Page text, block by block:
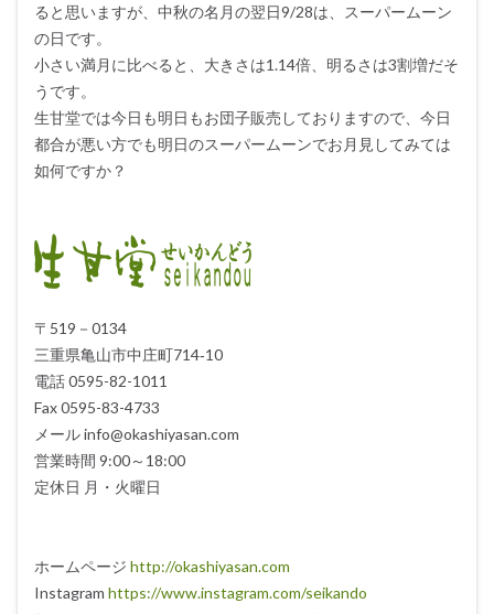
ると思いますが、中秋の名月の翌日9/28は、スーパームーン
の日です。
小さい満月に比べると、大きさは1.14倍、明るさは3割増だそ
うです。
生甘堂では今日も明日もお団子販売しておりますので、今日
都合が悪い方でも明日のスーパームーンでお月見してみては
如何ですか？
〒519－0134
三重県亀山市中庄町714‐10
電話 0595-82-1011
Fax 0595-83-4733
メール info@okashiyasan.com
営業時間 9:00～18:00
定休日 月・火曜日
ホームページ http://okashiyasan.com
Instagram https://www.instagram.com/seikando